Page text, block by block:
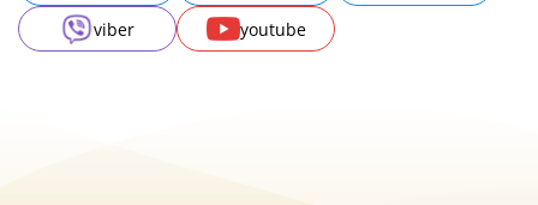
viber
youtube